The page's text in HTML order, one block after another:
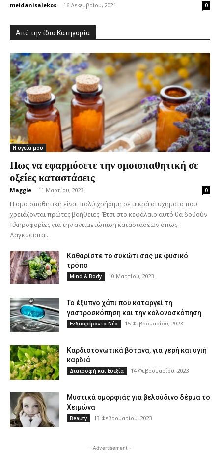
meidanisalekos - 16 Δεκεμβρίου, 2021 0
Από την ίδια Κατηγορία
Η υγεία μου
Πως να εφαρμόσετε την ομοιοπαθητική σε
οξείες καταστάσεις
Maggie - 11 Μαρτίου, 2023 0
Η ομοιοπαθητική είναι πολύ χρήσιμη σε μικρά ατυχήματα που
χρειάζονται πρώτες βοήθειες. Έτσι στο κεφάλαιο αυτό θα δοθούν
πληροφορίες για την αντιμετώπιση καταστάσεων όπως:
Δαγκώματα...
Καθαρίστε το συκώτι σας με φυσικό
τρόπο
Mind & Body 10 Μαρτίου, 2023
Το έξυπνο χάπι που καταργεί τη
γαστροσκόπηση και την κολονοσκόπηση
Ενδιαφέροντα Νέα 15 Φεβρουαρίου, 2023
Καρδιοτονωτικά βότανα, για γερή και υγιή
καρδιά
Διατροφή και Ευεξία 14 Φεβρουαρίου, 2023
Μυστικά ομορφιάς για βελούδινο δέρμα το
Χειμώνα
Beauty 13 Φεβρουαρίου, 2023
- Advertisement -